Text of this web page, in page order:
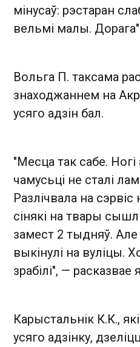
мінусаў: рэстаран
вельмі малы.
Вольга П. таксама
знаходжаннем на
усяго адзін бал.
"Месца так сабе. Ногі
чамусьці не сталі
Разлічвала на сэрвіс
сінякі на твары
замест 2 тыдняў. Але
выкінулі на вуліцы.
зрабілі", — расказвае
Карыстальнік К.К.,
усяго адзінку,